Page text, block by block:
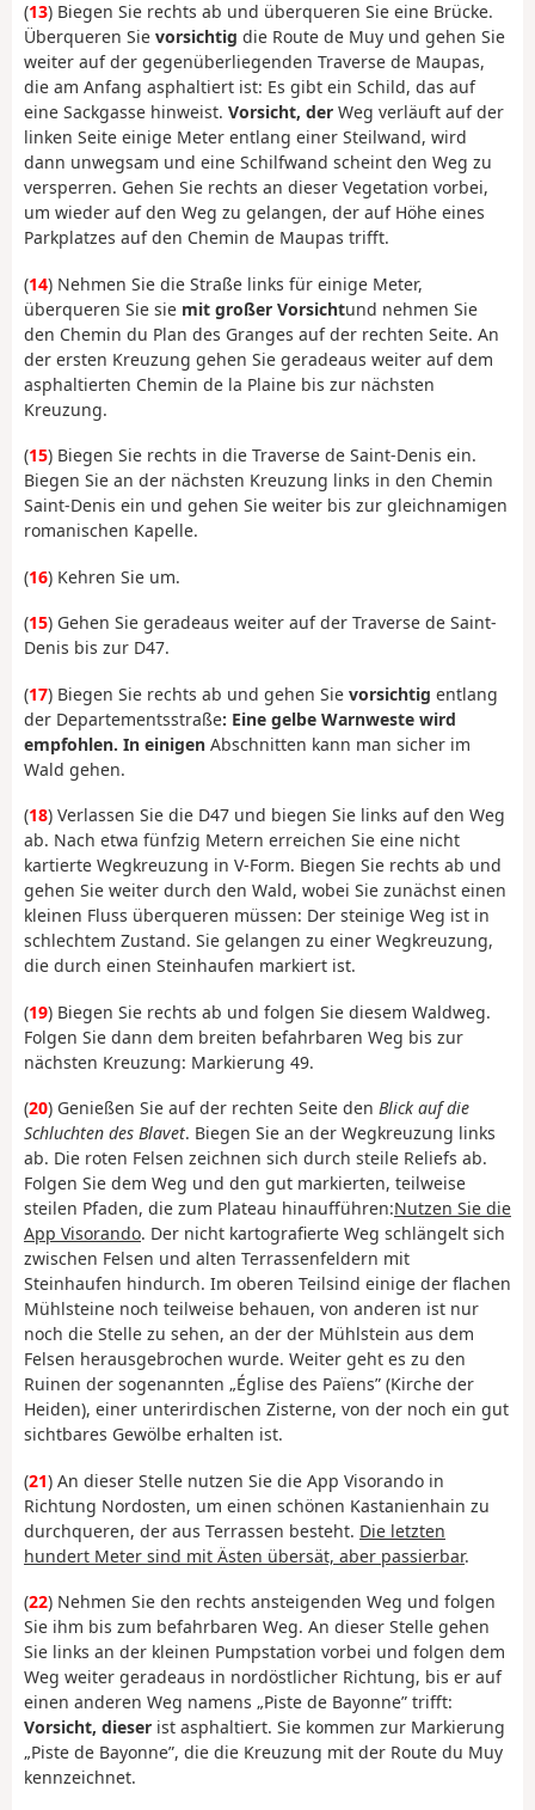
(13) Biegen Sie rechts ab und überqueren Sie eine Brücke.
Überqueren Sie vorsichtig die Route de Muy und gehen Sie
weiter auf der gegenüberliegenden Traverse de Maupas,
die am Anfang asphaltiert ist: Es gibt ein Schild, das auf
eine Sackgasse hinweist. Vorsicht, der Weg verläuft auf der
linken Seite einige Meter entlang einer Steilwand, wird
dann unwegsam und eine Schilfwand scheint den Weg zu
versperren. Gehen Sie rechts an dieser Vegetation vorbei,
um wieder auf den Weg zu gelangen, der auf Höhe eines
Parkplatzes auf den Chemin de Maupas trifft.
(14) Nehmen Sie die Straße links für einige Meter,
überqueren Sie sie mit großer Vorsichtund nehmen Sie
den Chemin du Plan des Granges auf der rechten Seite. An
der ersten Kreuzung gehen Sie geradeaus weiter auf dem
asphaltierten Chemin de la Plaine bis zur nächsten
Kreuzung.
(15) Biegen Sie rechts in die Traverse de Saint-Denis ein.
Biegen Sie an der nächsten Kreuzung links in den Chemin
Saint-Denis ein und gehen Sie weiter bis zur gleichnamigen
romanischen Kapelle.
(16) Kehren Sie um.
(15) Gehen Sie geradeaus weiter auf der Traverse de Saint-
Denis bis zur D47.
(17) Biegen Sie rechts ab und gehen Sie vorsichtig entlang
der Departementsstraße: Eine gelbe Warnweste wird
empfohlen. In einigen Abschnitten kann man sicher im
Wald gehen.
(18) Verlassen Sie die D47 und biegen Sie links auf den Weg
ab. Nach etwa fünfzig Metern erreichen Sie eine nicht
kartierte Wegkreuzung in V-Form. Biegen Sie rechts ab und
gehen Sie weiter durch den Wald, wobei Sie zunächst einen
kleinen Fluss überqueren müssen: Der steinige Weg ist in
schlechtem Zustand. Sie gelangen zu einer Wegkreuzung,
die durch einen Steinhaufen markiert ist.
(19) Biegen Sie rechts ab und folgen Sie diesem Waldweg.
Folgen Sie dann dem breiten befahrbaren Weg bis zur
nächsten Kreuzung: Markierung 49.
(20) Genießen Sie auf der rechten Seite den Blick auf die
Schluchten des Blavet. Biegen Sie an der Wegkreuzung links
ab. Die roten Felsen zeichnen sich durch steile Reliefs ab.
Folgen Sie dem Weg und den gut markierten, teilweise
steilen Pfaden, die zum Plateau hinaufführen:Nutzen Sie die
App Visorando. Der nicht kartografierte Weg schlängelt sich
zwischen Felsen und alten Terrassenfeldern mit
Steinhaufen hindurch. Im oberen Teilsind einige der flachen
Mühlsteine noch teilweise behauen, von anderen ist nur
noch die Stelle zu sehen, an der der Mühlstein aus dem
Felsen herausgebrochen wurde. Weiter geht es zu den
Ruinen der sogenannten „Église des Païens” (Kirche der
Heiden), einer unterirdischen Zisterne, von der noch ein gut
sichtbares Gewölbe erhalten ist.
(21) An dieser Stelle nutzen Sie die App Visorando in
Richtung Nordosten, um einen schönen Kastanienhain zu
durchqueren, der aus Terrassen besteht. Die letzten
hundert Meter sind mit Ästen übersät, aber passierbar.
(22) Nehmen Sie den rechts ansteigenden Weg und folgen
Sie ihm bis zum befahrbaren Weg. An dieser Stelle gehen
Sie links an der kleinen Pumpstation vorbei und folgen dem
Weg weiter geradeaus in nordöstlicher Richtung, bis er auf
einen anderen Weg namens „Piste de Bayonne” trifft:
Vorsicht, dieser ist asphaltiert. Sie kommen zur Markierung
„Piste de Bayonne”, die die Kreuzung mit der Route du Muy
kennzeichnet.